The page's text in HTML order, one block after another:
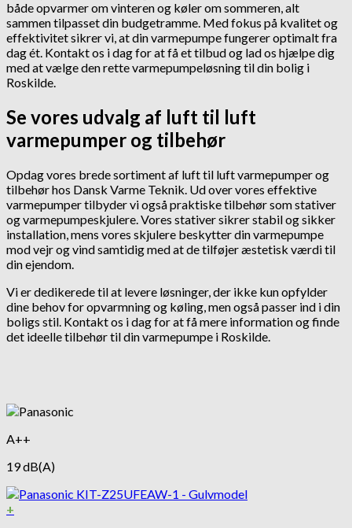
både opvarmer om vinteren og køler om sommeren, alt
sammen tilpasset din budgetramme. Med fokus på kvalitet og
effektivitet sikrer vi, at din varmepumpe fungerer optimalt fra
dag ét. Kontakt os i dag for at få et tilbud og lad os hjælpe dig
med at vælge den rette varmepumpeløsning til din bolig i
Roskilde.
Se vores udvalg af luft til luft
varmepumper og tilbehør
Opdag vores brede sortiment af luft til luft varmepumper og
tilbehør hos Dansk Varme Teknik. Ud over vores effektive
varmepumper tilbyder vi også praktiske tilbehør som stativer
og varmepumpeskjulere. Vores stativer sikrer stabil og sikker
installation, mens vores skjulere beskytter din varmepumpe
mod vejr og vind samtidig med at de tilføjer æstetisk værdi til
din ejendom.
Vi er dedikerede til at levere løsninger, der ikke kun opfylder
dine behov for opvarmning og køling, men også passer ind i din
boligs stil. Kontakt os i dag for at få mere information og finde
det ideelle tilbehør til din varmepumpe i Roskilde.
A++
19 dB(A)
+